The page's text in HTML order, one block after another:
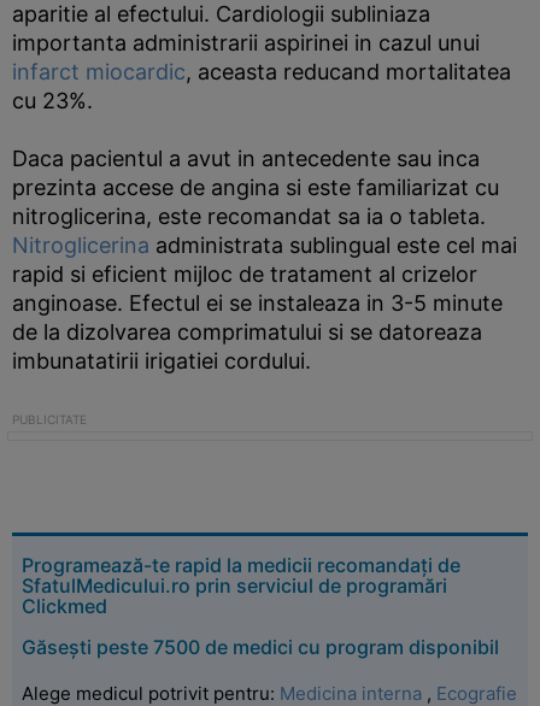
aparitie al efectului. Cardiologii subliniaza
importanta administrarii aspirinei in cazul unui
infarct miocardic, aceasta reducand mortalitatea
cu 23%.
Daca pacientul a avut in antecedente sau inca
prezinta accese de angina si este familiarizat cu
nitroglicerina, este recomandat sa ia o tableta.
Nitroglicerina administrata sublingual este cel mai
rapid si eficient mijloc de tratament al crizelor
anginoase. Efectul ei se instaleaza in 3-5 minute
de la dizolvarea comprimatului si se datoreaza
imbunatatirii irigatiei cordului.
Programează-te rapid la medicii recomandați de
SfatulMedicului.ro prin serviciul de programări
Clickmed
Găsești peste 7500 de medici cu program disponibil
Alege medicul potrivit pentru: Medicina interna , Ecografie